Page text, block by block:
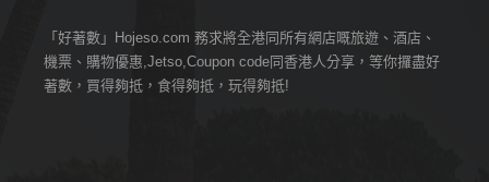
「好著數」Hojeso.com 務求將全港同所有網店嘅旅遊、酒店、
機票、購物優惠,Jetso,Coupon code同香港人分享，等你攞盡好
著數，買得夠抵，食得夠抵，玩得夠抵!